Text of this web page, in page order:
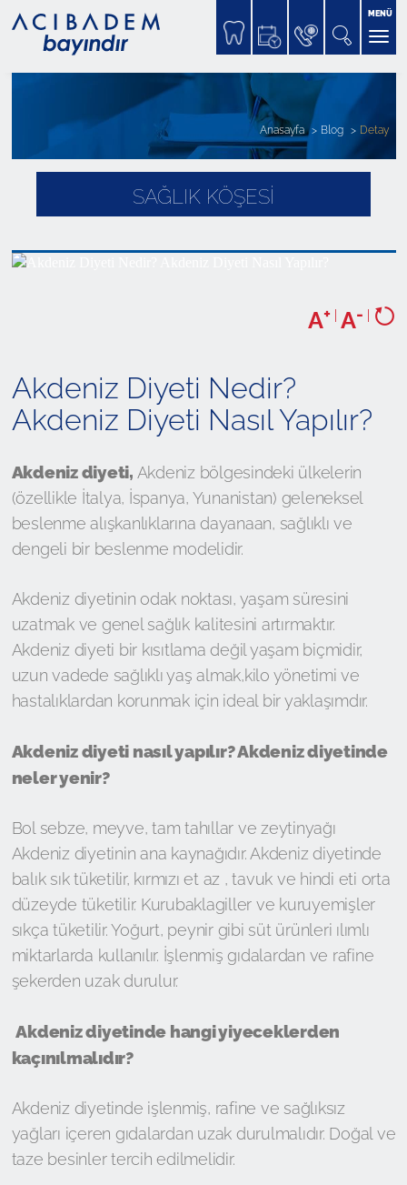
MENÜ
SAĞLIK KÖŞESİ
Anasayfa Blog Detay
A+ | A- |
Akdeniz Diyeti Nedir?
Akdeniz Diyeti Nasıl Yapılır?
Akdeniz diyeti, Akdeniz bölgesindeki ülkelerin
(özellikle İtalya, İspanya, Yunanistan) geleneksel
beslenme alışkanlıklarına dayanaan, sağlıklı ve
dengeli bir beslenme modelidir.
Akdeniz diyetinin odak noktası, yaşam süresini
uzatmak ve genel sağlık kalitesini artırmaktır.
Akdeniz diyeti bir kısıtlama değil yaşam biçmidir,
uzun vadede sağlıklı yaş almak,kilo yönetimi ve
hastalıklardan korunmak için ideal bir yaklaşımdır.
Akdeniz diyeti nasıl yapılır? Akdeniz diyetinde
neler yenir?
Bol sebze, meyve, tam tahıllar ve zeytinyağı
Akdeniz diyetinin ana kaynağıdır. Akdeniz diyetinde
balık sık tüketilir, kırmızı et az , tavuk ve hindi eti orta
düzeyde tüketilir. Kurubaklagiller ve kuruyemişler
sıkça tüketilir. Yoğurt, peynir gibi süt ürünleri ılımlı
miktarlarda kullanılır. İşlenmiş gıdalardan ve rafine
şekerden uzak durulur.
Akdeniz diyetinde hangi yiyeceklerden
kaçınılmalıdır?
Akdeniz diyetinde işlenmiş, rafine ve sağlıksız
yağları içeren gıdalardan uzak durulmalıdır. Doğal ve
taze besinler tercih edilmelidir.